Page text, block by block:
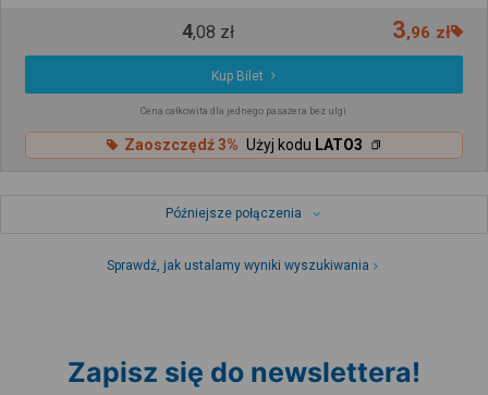
4,08 zł 3,96 zł
Kup Bilet
Cena całkowita dla jednego pasażera bez ulgi
Zaoszczędź 3% Użyj kodu LATO3
Późniejsze połączenia
Sprawdź, jak ustalamy wyniki wyszukiwania
Zapisz się do newslettera!